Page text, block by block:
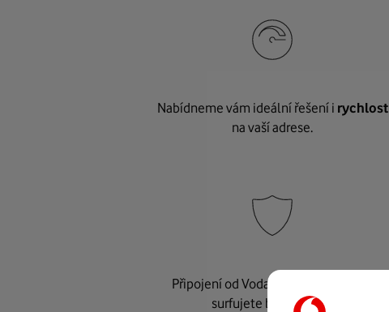
Nabídneme vám ideální řešení i rychlost
na vaší adrese.
Připojení od Vodafonu je
surfujete bez starostí.